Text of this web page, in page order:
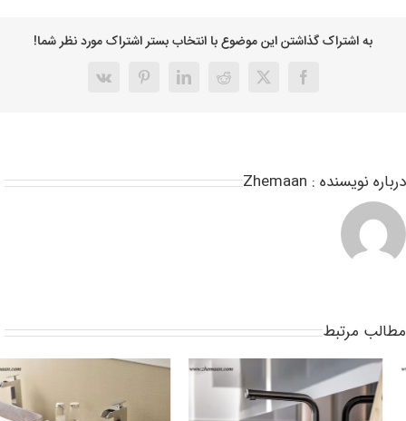
به اشتراک گذاشتن این موضوع با انتخاب بستر اشتراک مورد نظر شما!
نویسنده : Zhemaan
مرتبط